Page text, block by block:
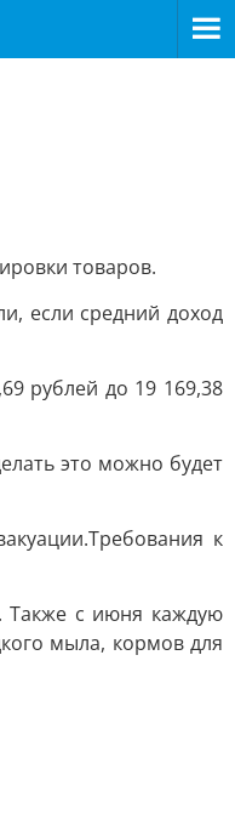
товаров.
если средний доход
рублей до 19 169,38
это можно будет
к
Также с июня каждую
мыла, кормов для